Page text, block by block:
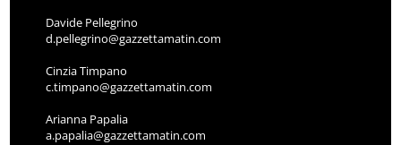
Davide Pellegrino
d.pellegrino@gazzettamatin.com
Cinzia Timpano
c.timpano@gazzettamatin.com
Arianna Papalia
a.papalia@gazzettamatin.com